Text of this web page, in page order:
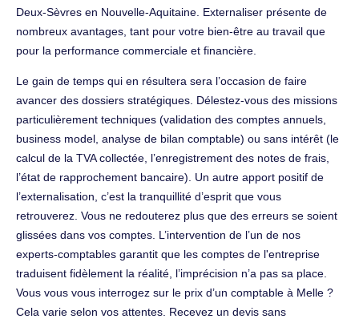
Deux-Sèvres en Nouvelle-Aquitaine. Externaliser présente de
nombreux avantages, tant pour votre bien-être au travail que
pour la performance commerciale et financière.
Le gain de temps qui en résultera sera l’occasion de faire
avancer des dossiers stratégiques. Délestez-vous des missions
particulièrement techniques (validation des comptes annuels,
business model, analyse de bilan comptable) ou sans intérêt (le
calcul de la TVA collectée, l’enregistrement des notes de frais,
l’état de rapprochement bancaire). Un autre apport positif de
l’externalisation, c’est la tranquillité d’esprit que vous
retrouverez. Vous ne redouterez plus que des erreurs se soient
glissées dans vos comptes. L’intervention de l’un de nos
experts-comptables garantit que les comptes de l'entreprise
traduisent fidèlement la réalité, l’imprécision n’a pas sa place.
Vous vous vous interrogez sur le prix d’un comptable à Melle ?
Cela varie selon vos attentes. Recevez un devis sans